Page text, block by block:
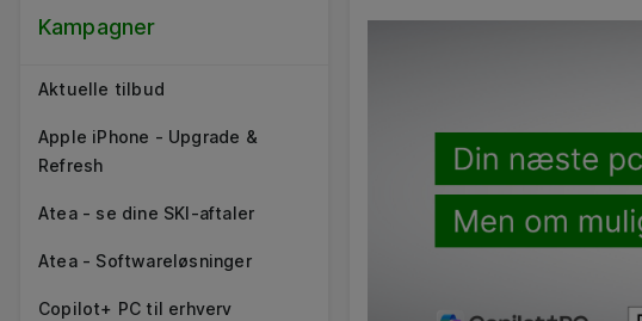
Kampagner
Aktuelle tilbud
Apple iPhone - Upgrade &
Refresh
Atea - se dine SKI-aftaler
Atea - Softwareløsninger
Copilot+ PC til erhverv